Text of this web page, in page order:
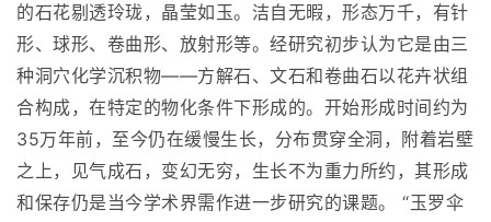
的石花剔透玲珑，晶莹如玉。洁自无暇，形态万千，有针
形、球形、卷曲形、放射形等。经研究初步认为它是由三
种洞穴化学沉积物――方解石、文石和卷曲石以花卉状组
合构成，在特定的物化条件下形成的。开始形成时间约为
35万年前，至今仍在缓慢生长，分布贯穿全洞，附着岩壁
之上，见气成石，变幻无穷，生长不为重力所约，其形成
和保存仍是当今学术界需作进一步研究的课题。 “玉罗伞